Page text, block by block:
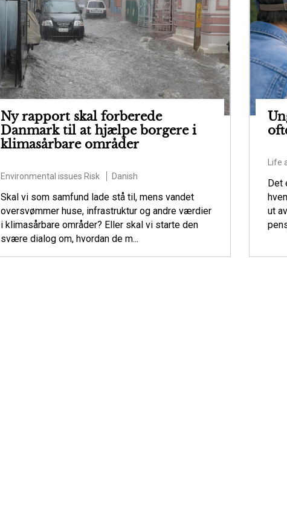
Ny rapport skal forberede
Danmark til at hjælpe borgere i
klimasårbare områder
Environmental issues Risk Danish
Skal vi som samfund lade stå til, mens vandet
oversvømmer huse, infrastruktur og andre værdier
i klimasårbare områder? Eller skal vi starte den
svære dialog om, hvordan de m...
Life
Det
ut